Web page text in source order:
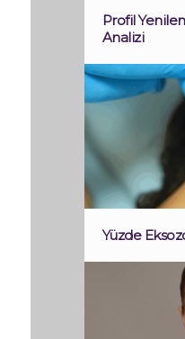
Profil
Analizi
Yüzde